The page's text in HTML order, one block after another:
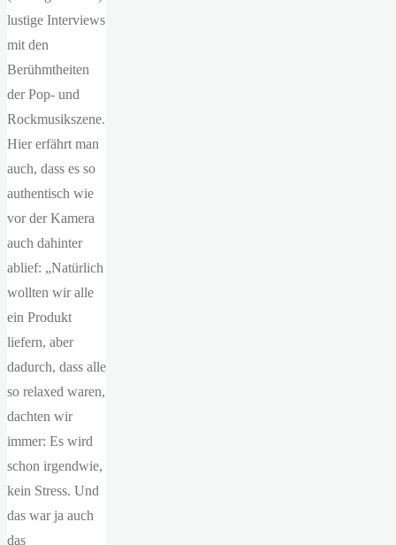
lustige Interviews
mit den
Berühmtheiten
der Pop- und
Rockmusikszene.
Hier erfährt man
auch, dass es so
authentisch wie
vor der Kamera
auch dahinter
ablief: „Natürlich
wollten wir alle
ein Produkt
liefern, aber
dadurch, dass alle
so relaxed waren,
dachten wir
immer: Es wird
schon irgendwie,
kein Stress. Und
das war ja auch
das